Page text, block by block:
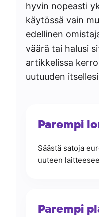
hyvin nopeasti
käytössä vain
edellinen
väärä tai halusi
artikkelissa
uutuuden
Parempi
Säästä satoja
uuteen
Parempi